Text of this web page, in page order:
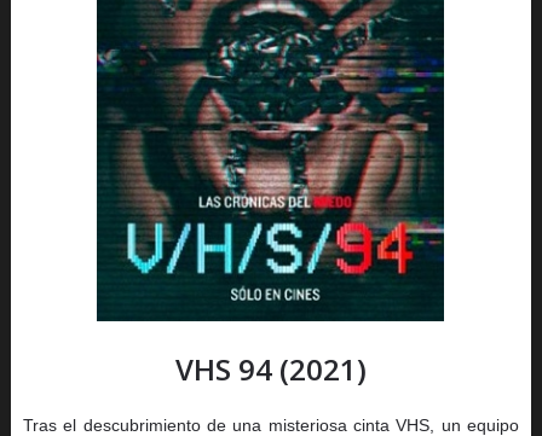
VHS 94 (2021)
Tras el descubrimiento de una misteriosa cinta VHS, un equipo